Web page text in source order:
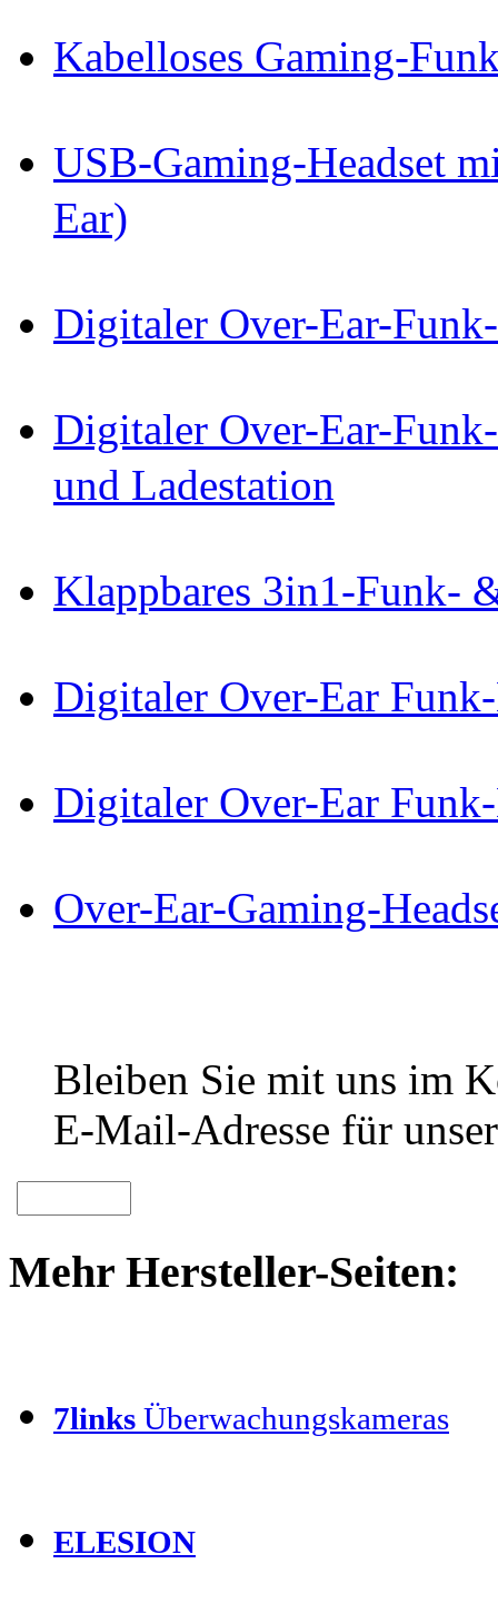
Kabelloses Gaming-
USB-Gaming-Headset
Ear)
Digitaler Over-Ear-
Digitaler Over-Ear-
und Ladestation
Klappbares 3in1-Funk-
Digitaler Over-Ear
Digitaler Over-Ear
Over-Ear-Gaming-
Bleiben Sie mit uns im
E-Mail-Adresse für
Mehr Hersteller-Seiten:
7links Überwachungskameras
ELESION